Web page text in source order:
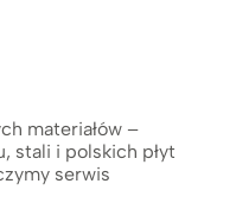
materiałów –
stali i polskich płyt
serwis